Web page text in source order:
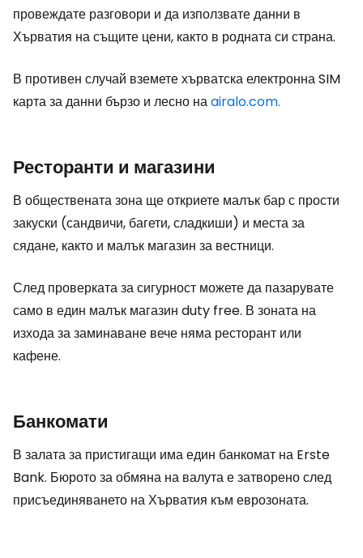
провеждате разговори и да използвате данни в
Хърватия на същите цени, както в родната си страна.
В противен случай вземете хърватска електронна SIM
карта за данни бързо и лесно наairalo.com.
Ресторанти и магазини
В обществената зона ще откриете малък бар с прости
закуски (сандвичи, багети, сладкиши) и места за
сядане, както и малък магазин за вестници.
След проверката за сигурност можете да пазарувате
само в един малък магазин duty free. В зоната на
изхода за заминаване вече няма ресторант или
кафене.
Банкомати
В залата за пристигащи има един банкомат на Erste
Bank. Бюрото за обмяна на валута е затворено след
присъединяването на Хърватия към еврозоната.